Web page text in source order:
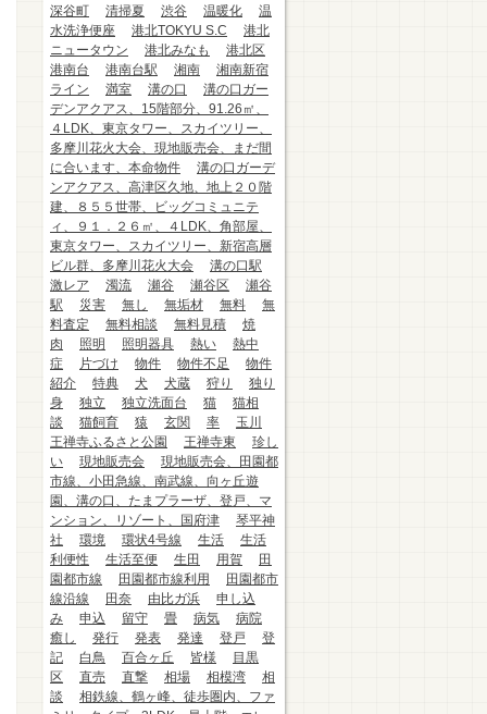
深谷町
清掃夏 渋谷 温暖化
温
水洗浄便座
港北TOKYU S.C
港北
ニュータウン
港北みなも
港北区
港南台
港南台駅 湘南
湘南新宿
ライン
満室 溝の口
溝の口ガー
デンアクアス、15階部分、91.26㎡、
４LDK、東京タワー、スカイツリー、
多摩川花火大会、現地販売会、まだ間
に合います、本命物件
溝の口ガーデ
ンアクアス、高津区久地、地上２０階
建、８５５世帯、ビッグコミュニテ
ィ、９１．２６㎡、４LDK、角部屋、
東京タワー、スカイツリー、新宿高層
ビル群、多摩川花火大会
溝の口駅
激レア
濁流 瀬谷 瀬谷区
瀬谷
駅
災害 無し 無垢材 無料
無
料査定
無料相談 無料見積
焼
肉
照明 照明器具 熱い
熱中
症
片づけ 物件 物件不足
物件
紹介
特典 犬 犬蔵 狩り
独り
身
独立 独立洗面台 猫
猫相
談
猫飼育 猿 玄関 率
玉川
王禅寺ふるさと公園
王禅寺東
珍し
い
現地販売会
現地販売会、田園都
市線、小田急線、南武線、向ヶ丘遊
園、溝の口、たまプラーザ、登戸、マ
ンション、リゾート、国府津
琴平神
社
環境 環状4号線 生活
生活
利便性
生活至便 生田 用賀
田
園都市線
田園都市線利用
田園都市
線沿線
田奈 由比ガ浜
申し込
み
申込 留守 畳 病気
病院
癒し
発行 発表 発達 登戸
登
記
白鳥 百合ヶ丘 皆様
目黒
区
直売 直撃 相場 相模湾
相
談
相鉄線、鶴ヶ峰、徒歩圏内、ファ